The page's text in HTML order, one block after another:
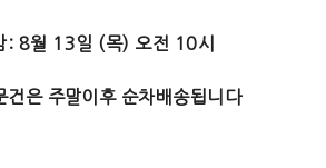
: 8월 13일 (목) 오전 10시
건은 주말이후 순차배송됩니다